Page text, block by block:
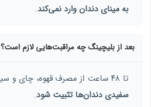
به مینای دندان وارد نمی‌کند.
بعد از بلیچینگ چه مراقبت‌هایی لازم است؟
تا ۴۸ ساعت از مصرف قهوه، چای و سیگار پرهیز کنید تا
سفیدی دندان‌ها تثبیت شود.